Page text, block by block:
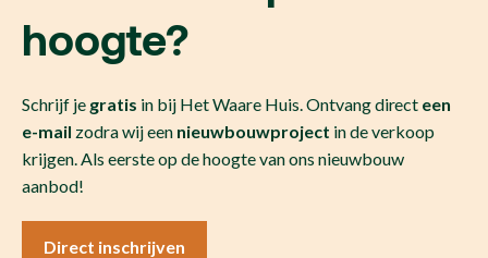
hoogte?
Schrijf je gratis in bij Het Waare Huis. Ontvang direct een
e-mail zodra wij een nieuwbouwproject in de verkoop
krijgen. Als eerste op de hoogte van ons nieuwbouw
aanbod!
Direct inschrijven